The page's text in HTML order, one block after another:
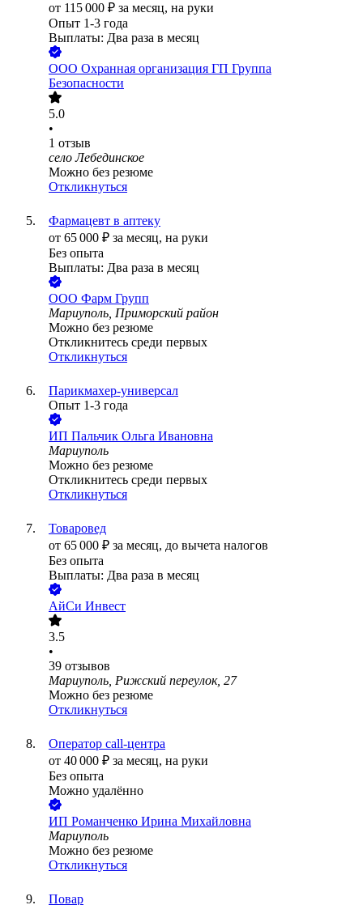
от 115 000 ₽ за месяц, на руки
Опыт 1-3 года
Выплаты: Два раза в месяц
ООО Охранная организация ГП Группа
Безопасности
5.0
•
1 отзыв
село Лебединское
Можно без резюме
Откликнуться
Фармацевт в аптеку
от 65 000 ₽ за месяц, на руки
Без опыта
Выплаты: Два раза в месяц
ООО Фарм Групп
Мариуполь, Приморский район
Можно без резюме
Откликнитесь среди первых
Откликнуться
Парикмахер-универсал
Опыт 1-3 года
ИП Пальчик Ольга Ивановна
Мариуполь
Можно без резюме
Откликнитесь среди первых
Откликнуться
Товаровед
от 65 000 ₽ за месяц, до вычета налогов
Без опыта
Выплаты: Два раза в месяц
АйСи Инвест
3.5
•
39 отзывов
Мариуполь, Рижский переулок, 27
Можно без резюме
Откликнуться
Оператор call-центра
от 40 000 ₽ за месяц, на руки
Без опыта
Можно удалённо
ИП Романченко Ирина Михайловна
Мариуполь
Можно без резюме
Откликнуться
Повар